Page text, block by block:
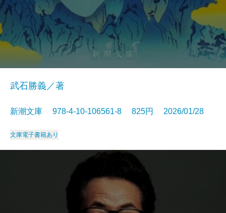
武石勝義／著
新潮文庫 978-4-10-106561-8 825円 2026/01/28
文庫電子書籍あり